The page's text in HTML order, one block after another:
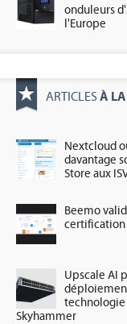
onduleurs
l'Europe
ARTICLES À
Nextcloud
davantage
Store aux
Beemo
certification
Upscale AI
technologie
Skyhammer